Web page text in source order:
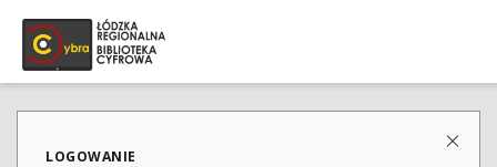
LOGOWANIE